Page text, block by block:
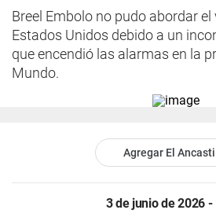
Breel Embolo no pudo abordar
Estados Unidos debido a un
que encendió las alarmas en la
Mundo.
Agregar El
3 de junio de 2026 -